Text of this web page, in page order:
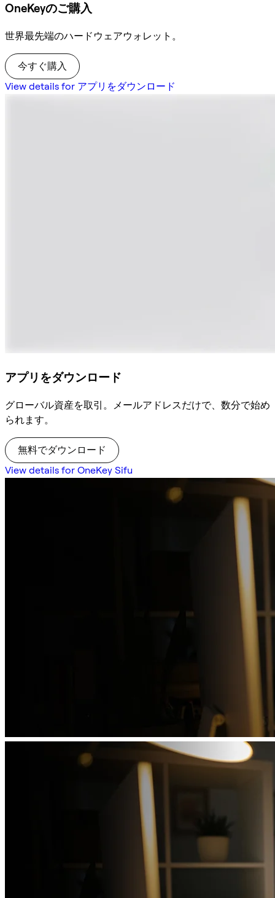
OneKeyのご購入
世界最先端のハードウェアウォレット。
今すぐ購入
View details for アプリをダウンロード
アプリをダウンロード
グローバル資産を取引。メールアドレスだけで、数分で始め
られます。
無料でダウンロード
View details for OneKey Sifu